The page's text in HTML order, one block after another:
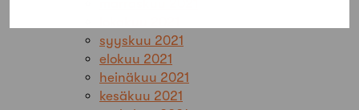
syyskuu 2021
elokuu 2021
heinäkuu 2021
kesäkuu 2021